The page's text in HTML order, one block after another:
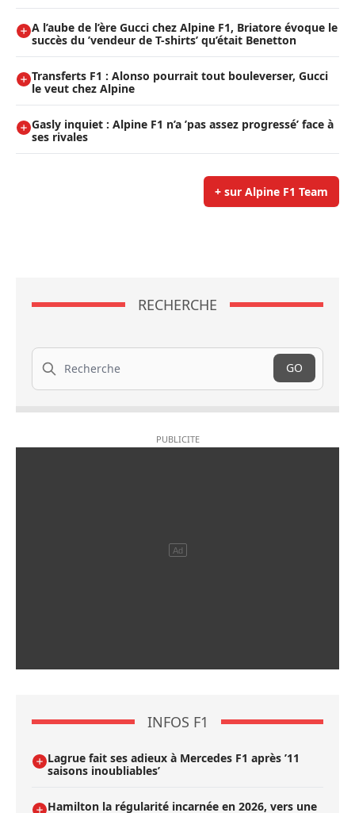
A l’aube de l’ère Gucci chez Alpine F1, Briatore évoque le
succès du ’vendeur de T-shirts’ qu’était Benetton
Transferts F1 : Alonso pourrait tout bouleverser, Gucci
le veut chez Alpine
Gasly inquiet : Alpine F1 n’a ’pas assez progressé’ face à
ses rivales
+ sur Alpine F1 Team
RECHERCHE
Recherche
GO
INFOS F1
Lagrue fait ses adieux à Mercedes F1 après ’11
saisons inoubliables’
Hamilton la régularité incarnée en 2026, vers une